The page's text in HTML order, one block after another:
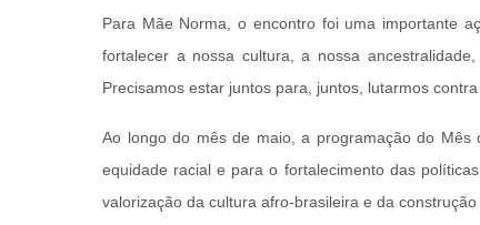
Para Mãe Norma, o encontro foi uma importante
fortalecer a nossa cultura, a nossa
Precisamos estar juntos para, juntos, lutarmos
Ao longo do mês de maio, a programação do Mês
equidade racial e para o fortalecimento das
valorização da cultura afro-brasileira e da